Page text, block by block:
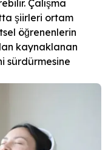
Çalışma
şiirleri ortam
öğrenenlerin
kaynaklanan
sürdürmesine